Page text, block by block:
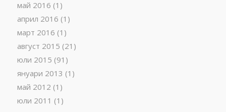
май 2016 (1)
април 2016 (1)
март 2016 (1)
август 2015 (21)
юли 2015 (91)
януари 2013 (1)
май 2012 (1)
юли 2011 (1)